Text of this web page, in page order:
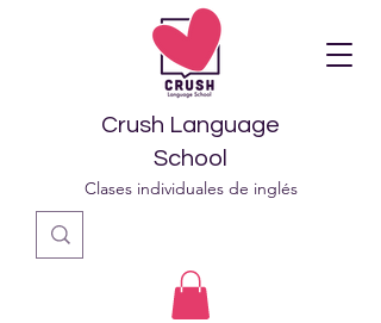
Crush Language
School
Clases individuales de inglés